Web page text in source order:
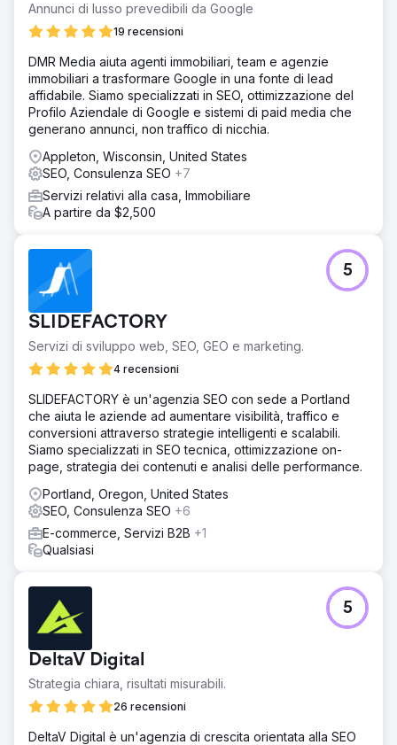
Annunci di lusso prevedibili da Google
19 recensioni
DMR Media aiuta agenti immobiliari, team e agenzie
immobiliari a trasformare Google in una fonte di lead
affidabile. Siamo specializzati in SEO, ottimizzazione del
Profilo Aziendale di Google e sistemi di paid media che
generano annunci, non traffico di nicchia.
Appleton, Wisconsin, United States
SEO, Consulenza SEO +7
Servizi relativi alla casa, Immobiliare
A partire da $2,500
SLIDEFACTORY
Servizi di sviluppo web, SEO, GEO e marketing.
4 recensioni
5
SLIDEFACTORY è un'agenzia SEO con sede a Portland
che aiuta le aziende ad aumentare visibilità, traffico e
conversioni attraverso strategie intelligenti e scalabili.
Siamo specializzati in SEO tecnica, ottimizzazione on-
page, strategia dei contenuti e analisi delle performance.
Portland, Oregon, United States
SEO, Consulenza SEO +6
E-commerce, Servizi B2B +1
Qualsiasi
DeltaV Digital
Strategia chiara, risultati misurabili.
26 recensioni
5
DeltaV Digital è un'agenzia di crescita orientata alla SEO